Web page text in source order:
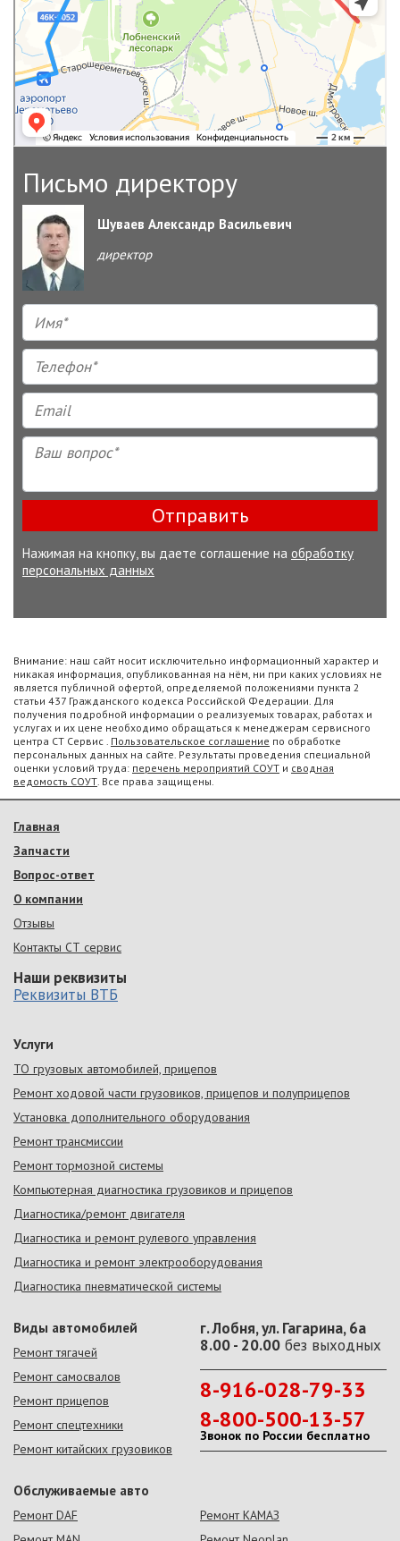
Письмо директору
Шуваев Александр Васильевич
директор
Отправить
Нажимая на кнопку, вы даете соглашение на обработку
персональных данных
Внимание: наш сайт носит исключительно информационный характер и
никакая информация, опубликованная на нём, ни при каких условиях не
является публичной офертой, определяемой положениями пункта 2
статьи 437 Гражданского кодекса Российской Федерации. Для
получения подробной информации о реализуемых товарах, работах и
услугах и их цене необходимо обращаться к менеджерам сервисного
центра СТ Сервис . Пользовательское соглашение по обработке
персональных данных на сайте. Результаты проведения специальной
оценки условий труда: перечень мероприятий СОУТ и сводная
ведомость СОУТ. Все права защищены.
Главная
Запчасти
Вопрос-ответ
О компании
Отзывы
Контакты СТ сервис
Наши реквизиты
Реквизиты ВТБ
Услуги
ТО грузовых автомобилей, прицепов
Ремонт ходовой части грузовиков, прицепов и полуприцепов
Установка дополнительного оборудования
Ремонт трансмиссии
Ремонт тормозной системы
Компьютерная диагностика грузовиков и прицепов
Диагностика/ремонт двигателя
Диагностика и ремонт рулевого управления
Диагностика и ремонт электрооборудования
Диагностика пневматической системы
Виды автомобилей
Ремонт тягачей
Ремонт самосвалов
Ремонт прицепов
Ремонт спецтехники
Ремонт китайских грузовиков
г. Лобня, ул. Гагарина, 6а
8.00 - 20.00 без выходных
8-916-028-79-33
8-800-500-13-57
Звонок по России бесплатно
Обслуживаемые авто
Ремонт DAF
Ремонт КАМАЗ